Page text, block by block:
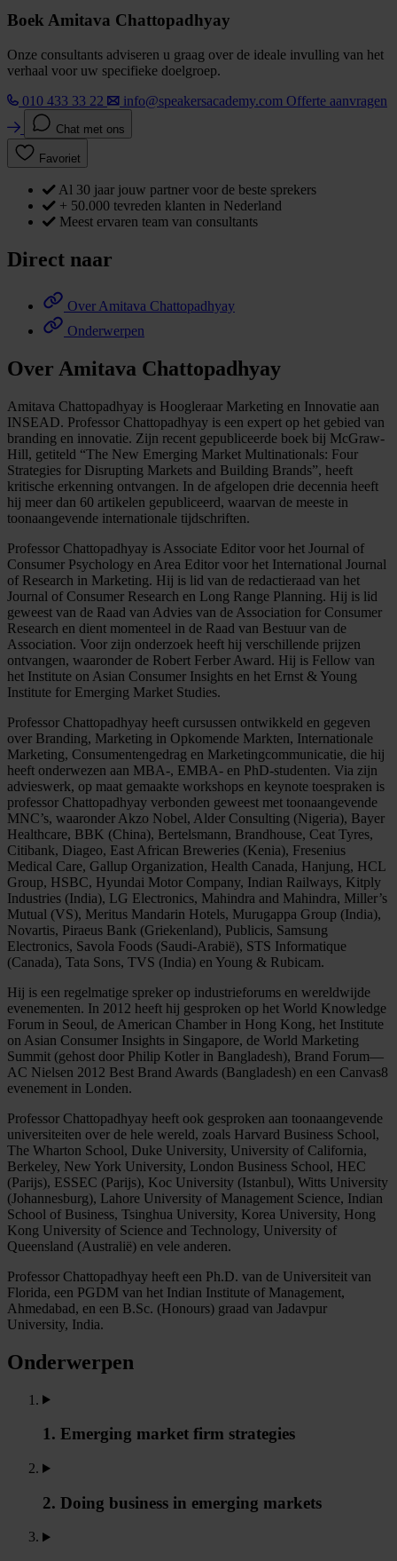
Boek Amitava Chattopadhyay
Onze consultants adviseren u graag over de ideale invulling van het
verhaal voor uw specifieke doelgroep.
010 433 33 22
info@speakersacademy.com Offerte aanvragen
Chat met ons
Favoriet
Al 30 jaar jouw partner voor de beste sprekers
+ 50.000 tevreden klanten in Nederland
Meest ervaren team van consultants
Direct naar
Over Amitava Chattopadhyay
Onderwerpen
Over Amitava Chattopadhyay
Amitava Chattopadhyay is Hoogleraar Marketing en Innovatie aan
INSEAD. Professor Chattopadhyay is een expert op het gebied van
branding en innovatie. Zijn recent gepubliceerde boek bij McGraw-
Hill, getiteld “The New Emerging Market Multinationals: Four
Strategies for Disrupting Markets and Building Brands”, heeft
kritische erkenning ontvangen. In de afgelopen drie decennia heeft
hij meer dan 60 artikelen gepubliceerd, waarvan de meeste in
toonaangevende internationale tijdschriften.
Professor Chattopadhyay is Associate Editor voor het Journal of
Consumer Psychology en Area Editor voor het International Journal
of Research in Marketing. Hij is lid van de redactieraad van het
Journal of Consumer Research en Long Range Planning. Hij is lid
geweest van de Raad van Advies van de Association for Consumer
Research en dient momenteel in de Raad van Bestuur van de
Association. Voor zijn onderzoek heeft hij verschillende prijzen
ontvangen, waaronder de Robert Ferber Award. Hij is Fellow van
het Institute on Asian Consumer Insights en het Ernst & Young
Institute for Emerging Market Studies.
Professor Chattopadhyay heeft cursussen ontwikkeld en gegeven
over Branding, Marketing in Opkomende Markten, Internationale
Marketing, Consumentengedrag en Marketingcommunicatie, die hij
heeft onderwezen aan MBA-, EMBA- en PhD-studenten. Via zijn
advieswerk, op maat gemaakte workshops en keynote toespraken is
professor Chattopadhyay verbonden geweest met toonaangevende
MNC’s, waaronder Akzo Nobel, Alder Consulting (Nigeria), Bayer
Healthcare, BBK (China), Bertelsmann, Brandhouse, Ceat Tyres,
Citibank, Diageo, East African Breweries (Kenia), Fresenius
Medical Care, Gallup Organization, Health Canada, Hanjung, HCL
Group, HSBC, Hyundai Motor Company, Indian Railways, Kitply
Industries (India), LG Electronics, Mahindra and Mahindra, Miller’s
Mutual (VS), Meritus Mandarin Hotels, Murugappa Group (India),
Novartis, Piraeus Bank (Griekenland), Publicis, Samsung
Electronics, Savola Foods (Saudi-Arabië), STS Informatique
(Canada), Tata Sons, TVS (India) en Young & Rubicam.
Hij is een regelmatige spreker op industrieforums en wereldwijde
evenementen. In 2012 heeft hij gesproken op het World Knowledge
Forum in Seoul, de American Chamber in Hong Kong, het Institute
on Asian Consumer Insights in Singapore, de World Marketing
Summit (gehost door Philip Kotler in Bangladesh), Brand Forum—
AC Nielsen 2012 Best Brand Awards (Bangladesh) en een Canvas8
evenement in Londen.
Professor Chattopadhyay heeft ook gesproken aan toonaangevende
universiteiten over de hele wereld, zoals Harvard Business School,
The Wharton School, Duke University, University of California,
Berkeley, New York University, London Business School, HEC
(Parijs), ESSEC (Parijs), Koc University (Istanbul), Witts University
(Johannesburg), Lahore University of Management Science, Indian
School of Business, Tsinghua University, Korea University, Hong
Kong University of Science and Technology, University of
Queensland (Australië) en vele anderen.
Professor Chattopadhyay heeft een Ph.D. van de Universiteit van
Florida, een PGDM van het Indian Institute of Management,
Ahmedabad, en een B.Sc. (Honours) graad van Jadavpur
University, India.
Onderwerpen
1. Emerging market firm strategies
2. Doing business in emerging markets